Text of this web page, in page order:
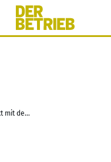
Befristungsquote sinkt mit dem Alter